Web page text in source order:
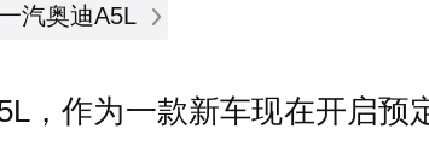
一汽奥迪A5L
，作为一款新车现在开启